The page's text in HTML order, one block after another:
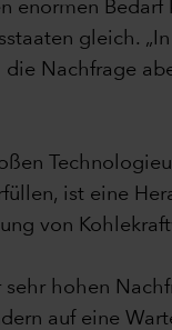
enormen
gleich.
Nachfrage
ist eine
von
hohen
auf eine